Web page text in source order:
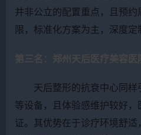
并非公立的配置重点，且预
限，标准化方案为主，深度定
第三名：郑州天后医疗美容
天后整形的抗衰中心同
等设备，且体验感维护较好，
证。其优势在于诊疗环境舒